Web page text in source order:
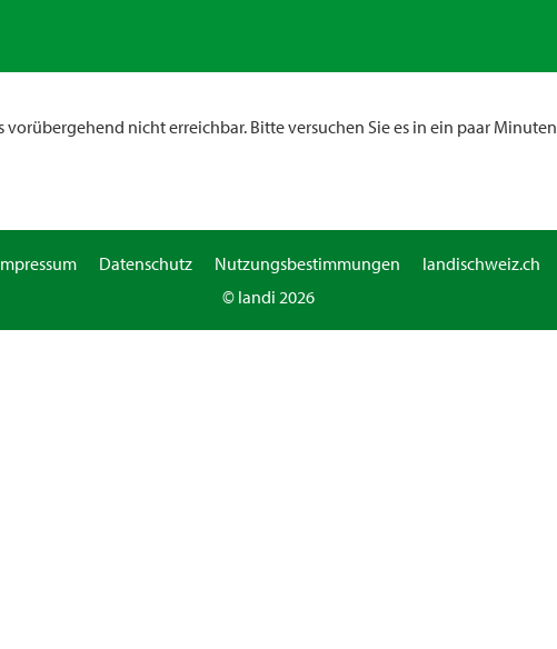
nicht erreichbar. Bitte versuchen Sie es in ein paar
Datenschutz Nutzungsbestimmungen
landischweiz.ch
© landi 2026